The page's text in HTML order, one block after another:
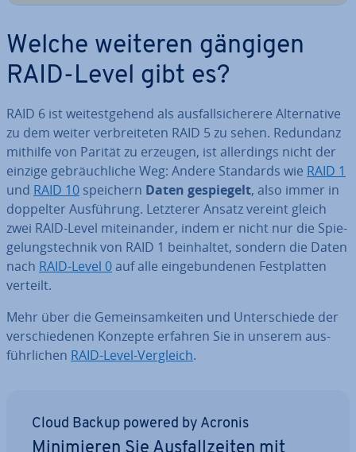
Welche weiteren gängigen
RAID-Level gibt es?
RAID 6 ist wei­test­ge­hend als aus­fall­si­che­re­re Al­ter­na­ti­ve
zu dem weiter ver­brei­te­ten RAID 5 zu sehen. Redundanz
mithilfe von Parität zu erzeugen, ist al­ler­dings nicht der
einzige ge­bräuch­li­che Weg: Andere Standards wie RAID 1
und RAID 10 speichern Daten ge­spie­gelt, also immer in
doppelter Aus­füh­rung. Letzterer Ansatz vereint gleich
zwei RAID-Level mit­ein­an­der, indem er nicht nur die Spie­
ge­lungs­tech­nik von RAID 1 be­inhal­tet, sondern die Daten
nach RAID-Level 0auf alle ein­ge­bun­de­nen Fest­plat­ten
verteilt.
Mehr über die Ge­mein­sam­kei­ten und Un­ter­schie­de der
ver­schie­de­nen Konzepte erfahren Sie in unserem aus­
führ­li­chen RAID-Level-Vergleich.
Cloud Backup powered by Acronis